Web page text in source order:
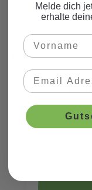
Melde dich
erhalte